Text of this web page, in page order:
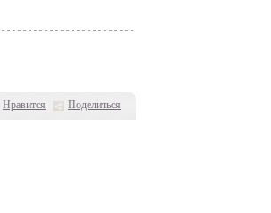
Нравится Поделиться